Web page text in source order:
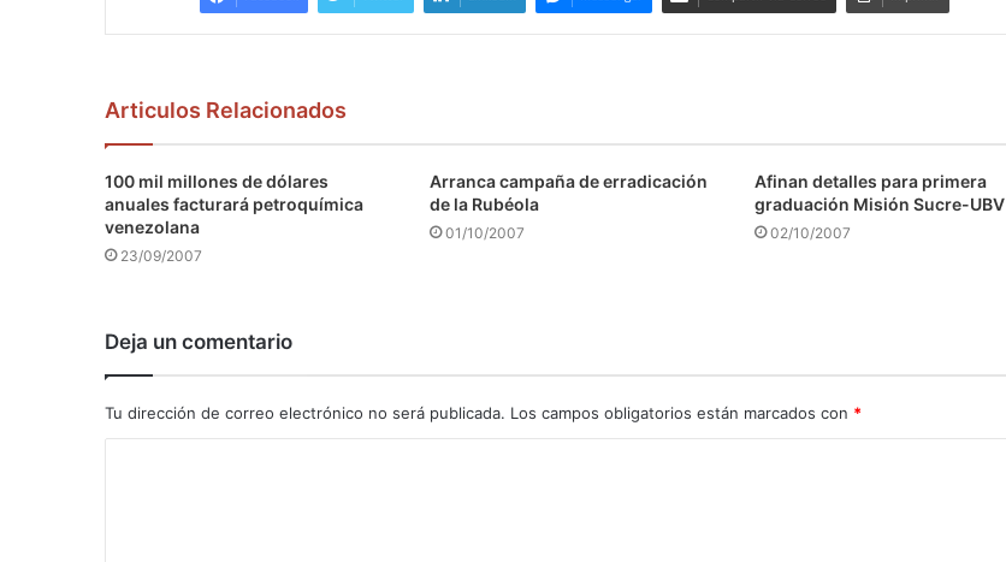
Articulos Relacionados
100 mil millones de dólares
anuales facturará petroquímica
venezolana
23/09/2007
Arranca campaña de erradicación
de la Rubéola
01/10/2007
Afinan detalles para primera
graduación Misión Sucre-UBV
02/10/2007
Deja un comentario
Tu dirección de correo electrónico no será publicada. Los campos obligatorios están marcados con *